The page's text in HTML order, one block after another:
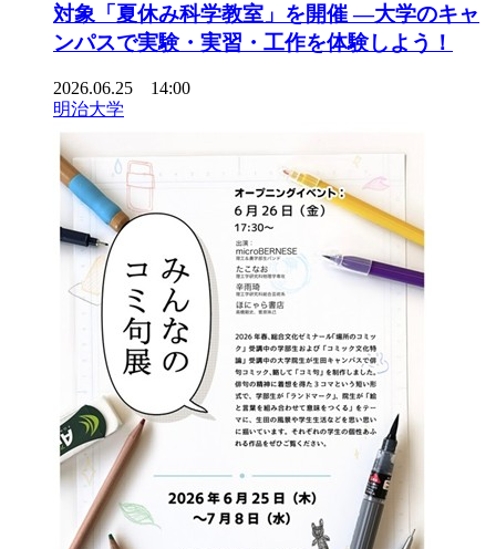
対象「夏休み科学教室」を開催 ―大学のキャ
ンパスで実験・実習・工作を体験しよう！
2026.06.25 14:00
明治大学